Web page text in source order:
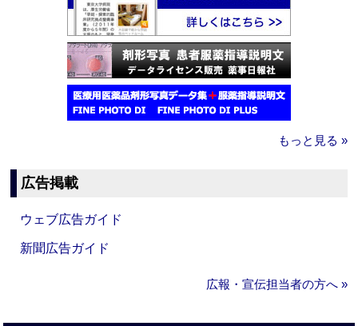
もっと見る »
広告掲載
ウェブ広告ガイド
新聞広告ガイド
広報・宣伝担当者の方へ »